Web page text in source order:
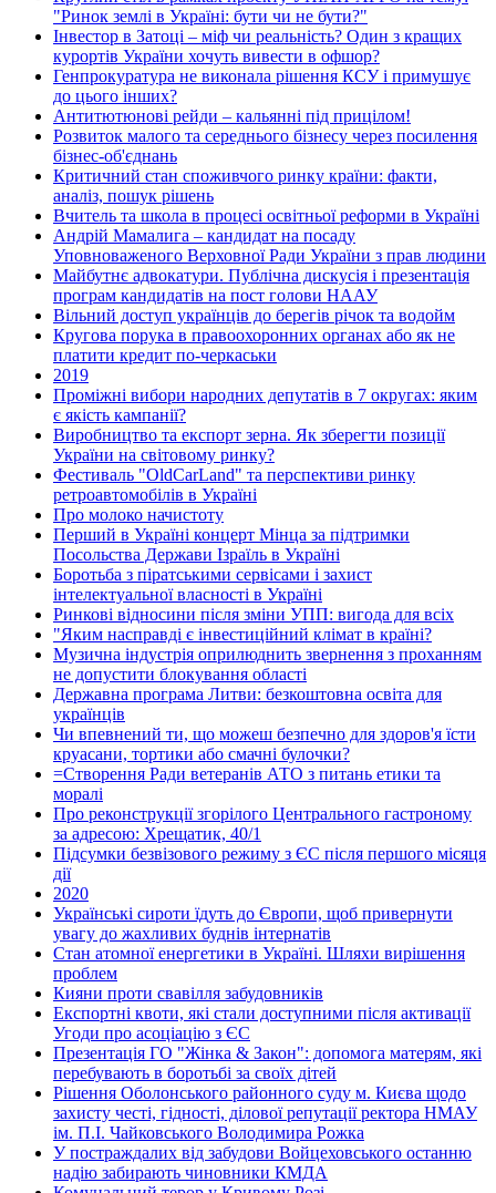
"Ринок землі в Україні: бути чи не бути?"
Інвестор в Затоці – міф чи реальність? Один з кращих
курортів України хочуть вивести в офшор?
Генпрокуратура не виконала рішення КСУ і примушує
до цього інших?
Антитютюнові рейди – кальянні під прицілом!
Розвиток малого та середнього бізнесу через посилення
бізнес-об'єднань
Критичний стан споживчого ринку країни: факти,
аналіз, пошук рішень
Вчитель та школа в процесі освітньої реформи в Україні
Андрій Мамалига – кандидат на посаду
Уповноваженого Верховної Ради України з прав людини
Майбутнє адвокатури. Публічна дискусія і презентація
програм кандидатів на пост голови НААУ
Вільний доступ українців до берегів річок та водойм
Кругова порука в правоохоронних органах або як не
платити кредит по-черкаськи
2019
Проміжні вибори народних депутатів в 7 округах: яким
є якість кампанії?
Виробництво та експорт зерна. Як зберегти позиції
України на світовому ринку?
Фестиваль "OldCarLand" та перспективи ринку
ретроавтомобілів в Україні
Про молоко начистоту
Перший в Україні концерт Мінца за підтримки
Посольства Держави Ізраїль в Україні
Боротьба з піратськими сервісами і захист
інтелектуальної власності в Україні
Ринкові відносини після зміни УПП: вигода для всіх
"Яким насправді є інвестиційний клімат в країні?
Музична індустрія оприлюднить звернення з проханням
не допустити блокування області
Державна програма Литви: безкоштовна освіта для
українців
Чи впевнений ти, що можеш безпечно для здоров'я їсти
круасани, тортики або смачні булочки?
=Створення Ради ветеранів АТО з питань етики та
моралі
Про реконструкції згорілого Центрального гастроному
за адресою: Хрещатик, 40/1
Підсумки безвізового режиму з ЄС після першого місяця
дії
2020
Українські сироти їдуть до Європи, щоб привернути
увагу до жахливих буднів інтернатів
Стан атомної енергетики в Україні. Шляхи вирішення
проблем
Кияни проти свавілля забудовників
Експортні квоти, які стали доступними після активації
Угоди про асоціацію з ЄС
Презентація ГО "Жінка & Закон": допомога матерям, які
перебувають в боротьбі за своїх дітей
Рішення Оболонського районного суду м. Києва щодо
захисту честі, гідності, ділової репутації ректора НМАУ
ім. П.І. Чайковського Володимира Рожка
У постраждалих від забудови Войцеховського останню
надію забирають чиновники КМДА